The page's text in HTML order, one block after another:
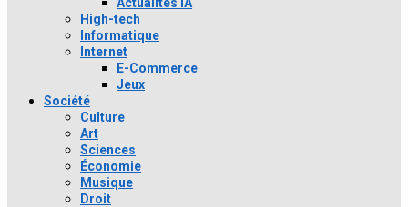
High-tech
Informatique
Internet
E-Commerce
Jeux
Société
Culture
Art
Sciences
Économie
Musique
Droit